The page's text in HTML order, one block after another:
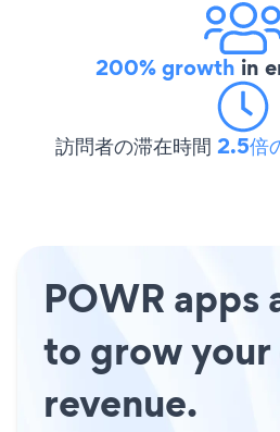
200% growth in
訪問者の滞在時間 2.5倍
POWR apps
to grow
revenue.